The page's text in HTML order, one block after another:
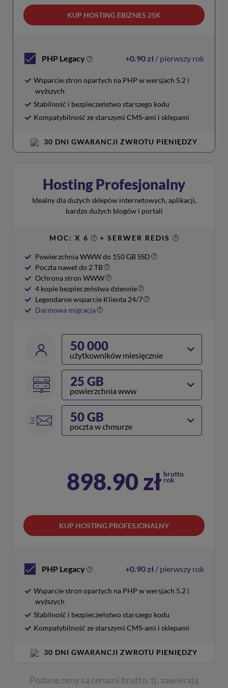
KUP HOSTING EBIZNES 25K
PHP Legacy ? +0.90 zł / pierwszy rok
Wsparcie stron opartych na PHP w wersjach 5.2 i
wyższych
Stabilność i bezpieczeństwo starszego kodu
Kompatybilność ze starszymi CMS-ami i sklepami
30 DNI GWARANCJI ZWROTU PIENIĘDZY
Hosting Profesjonalny
Idealny dla dużych sklepów internetowych, aplikacji,
bardzo dużych blogów i portali
MOC: X 6 ? + SERWER REDIS ?
Powierzchnia WWW do 150 GB SSD ?
Poczta nawet do 2 TB ?
Ochrona stron WWW ?
4 kopie bezpieczeństwa dziennie ?
Legendarne wsparcie Klienta 24/7 ?
Darmowa migracja ?
50 000
użytkowników miesięcznie
25 GB
powierzchnia www
50 GB
poczta w chmurze
898.90 zł rok
brutto
KUP HOSTING PROFESJONALNY
PHP Legacy ? +0.90 zł / pierwszy rok
Wsparcie stron opartych na PHP w wersjach 5.2 i
wyższych
Stabilność i bezpieczeństwo starszego kodu
Kompatybilność ze starszymi CMS-ami i sklepami
30 DNI GWARANCJI ZWROTU PIENIĘDZY
Podane ceny są cenami brutto, tj. zawierają